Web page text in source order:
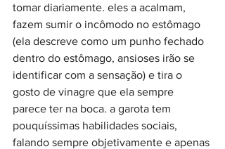
tomar diariamente. eles a acalmam,
fazem sumir o incômodo no estômago
(ela descreve como um punho fechado
dentro do estômago, ansioses irão se
identificar com a sensação) e tira o
gosto de vinagre que ela sempre
parece ter na boca. a garota tem
pouquíssimas habilidades sociais,
falando sempre objetivamente e apenas